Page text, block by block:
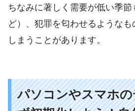
ちなみに著しく需要が低い季
ど）、犯罪を匂わせるような
しまうことがあります。
パソコンやスマホ